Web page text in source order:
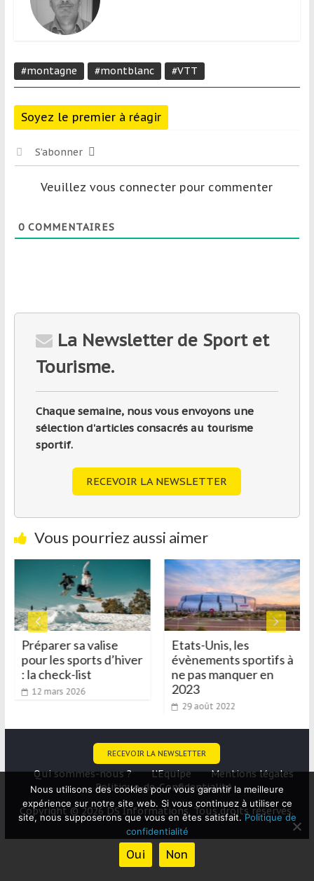
#montagne #montblanc #VTT
Soyez le premier à réagir
S’abonner
Veuillez vous connecter pour commenter
0COMMENTAIRES
La Newsletter de Sport et
Tourisme.
Chaque semaine, nous vous envoyons une
sélection d'articles consacrés au tourisme
sportif.
RECEVOIR LA NEWSLETTER
Vous pourriez aussi aimer
Préparer sa valise
pour les sports d’hiver
: la check-list
12 mars 2026
Etats-Unis, les
évènements sportifs à
ne pas manquer en
2023
29 août 2022
RECEVOIR LA NEWSLETTER
Qui sommes-nous ? L’Equipe
Mentions légales
Politique-de-Confidentialité
Copyright © 2026 DS Informations. Tous droits réservés.
Nous utilisons des cookies pour vous garantir la meilleure
expérience sur notre site web. Si vous continuez à utiliser ce
site, nous supposerons que vous en êtes satisfait.Politique de
confidentialité
Oui Non